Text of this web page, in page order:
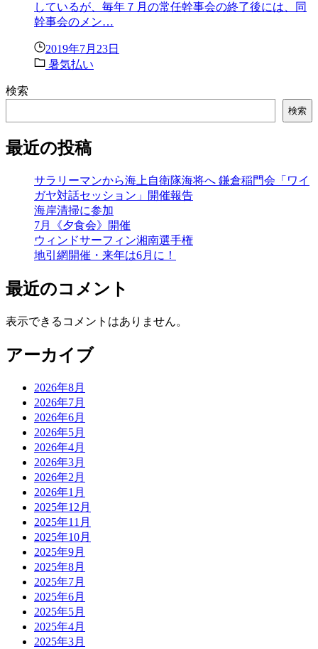
しているが、毎年７月の常任幹事会の終了後には、同
幹事会のメン…
2019年7月23日
暑気払い
検索
検索
最近の投稿
サラリーマンから海上自衛隊海将へ 鎌倉稲門会「ワイ
ガヤ対話セッション」開催報告
海岸清掃に参加
7月《夕食会》開催
ウィンドサーフィン湘南選手権
地引網開催・来年は6月に！
最近のコメント
表示できるコメントはありません。
アーカイブ
2026年8月
2026年7月
2026年6月
2026年5月
2026年4月
2026年3月
2026年2月
2026年1月
2025年12月
2025年11月
2025年10月
2025年9月
2025年8月
2025年7月
2025年6月
2025年5月
2025年4月
2025年3月